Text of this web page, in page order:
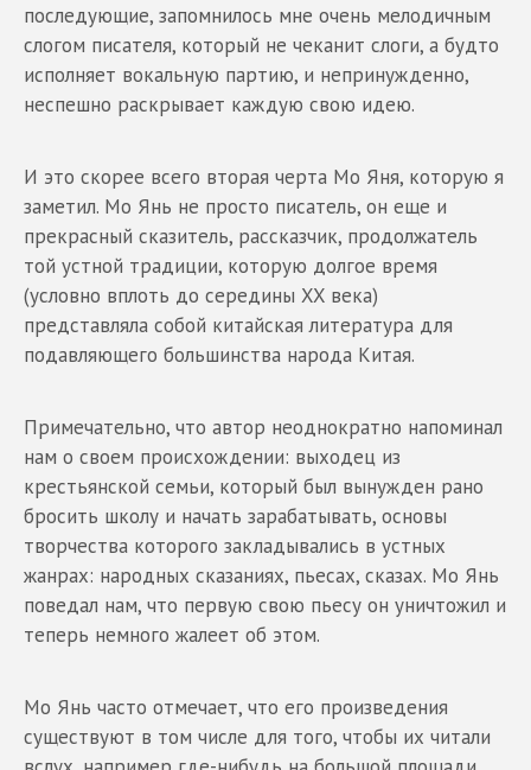
последующие, запомнилось мне очень мелодичным
слогом писателя, который не чеканит слоги, а будто
исполняет вокальную партию, и непринужденно,
неспешно раскрывает каждую свою идею.
И это скорее всего вторая черта Мо Яня, которую я
заметил. Мо Янь не просто писатель, он еще и
прекрасный сказитель, рассказчик, продолжатель
той устной традиции, которую долгое время
(условно вплоть до середины XX века)
представляла собой китайская литература для
подавляющего большинства народа Китая.
Примечательно, что автор неоднократно напоминал
нам о своем происхождении: выходец из
крестьянской семьи, который был вынужден рано
бросить школу и начать зарабатывать, основы
творчества которого закладывались в устных
жанрах: народных сказаниях, пьесах, сказах. Мо Янь
поведал нам, что первую свою пьесу он уничтожил и
теперь немного жалеет об этом.
Мо Янь часто отмечает, что его произведения
существуют в том числе для того, чтобы их читали